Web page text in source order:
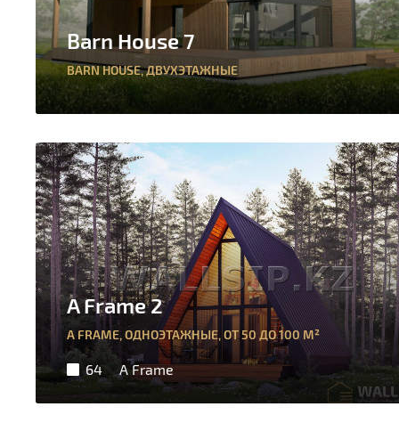
Barn House 7
BARN HOUSE,ДВУХЭТАЖНЫЕ
A Frame 2
A FRAME,ОДНОЭТАЖНЫЕ,ОТ 50 ДО 100 М²
64 A Frame